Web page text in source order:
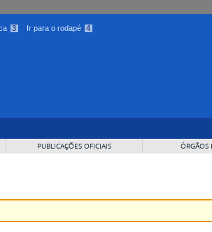
3 Ir para o rodapé 4
PUBLICAÇÕES OFICIAIS ÓRGÃOS